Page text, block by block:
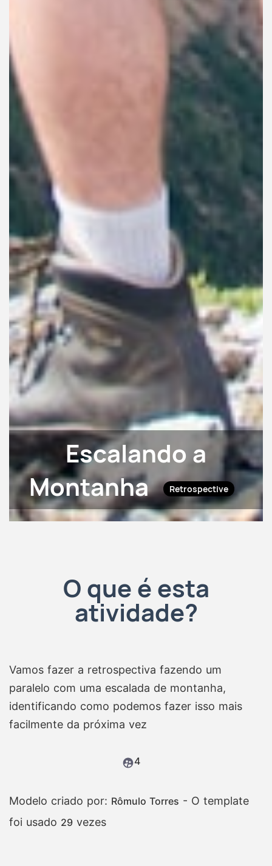
Escalando a
Montanha
Retrospective
O que é esta
atividade?
Vamos fazer a retrospectiva fazendo um
paralelo com uma escalada de montanha,
identificando como podemos fazer isso mais
facilmente da próxima vez
4
Modelo criado por: Rômulo Torres - O template
foi usado 29 vezes